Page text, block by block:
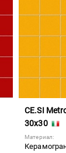
CE.SI
30x30
Материал: